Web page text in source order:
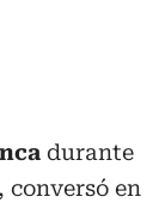
durante
conversó en